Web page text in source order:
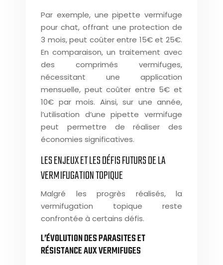
Par exemple, une pipette vermifuge
pour chat, offrant une protection de
3 mois, peut coûter entre 15€ et 25€.
En comparaison, un traitement avec
des comprimés vermifuges,
nécessitant une application
mensuelle, peut coûter entre 5€ et
10€ par mois. Ainsi, sur une année,
l’utilisation d’une pipette vermifuge
peut permettre de réaliser des
économies significatives.
LES ENJEUX ET LES DÉFIS FUTURS DE LA
VERMIFUGATION TOPIQUE
Malgré les progrès réalisés, la
vermifugation topique reste
confrontée à certains défis.
L’ÉVOLUTION DES PARASITES ET
RÉSISTANCE AUX VERMIFUGES